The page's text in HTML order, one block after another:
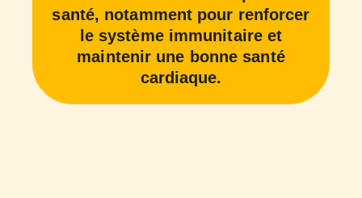
santé, notamment pour renforcer
le système immunitaire et
maintenir une bonne santé
cardiaque.